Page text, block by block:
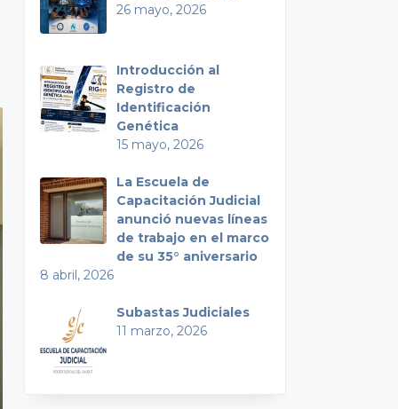
26 mayo, 2026
Introducción al
Registro de
Identificación
Genética
15 mayo, 2026
La Escuela de
Capacitación Judicial
anunció nuevas líneas
de trabajo en el marco
de su 35° aniversario
8 abril, 2026
Subastas Judiciales
11 marzo, 2026